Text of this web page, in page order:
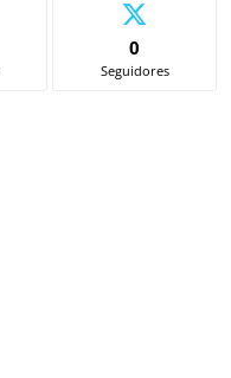
0
Seguidores